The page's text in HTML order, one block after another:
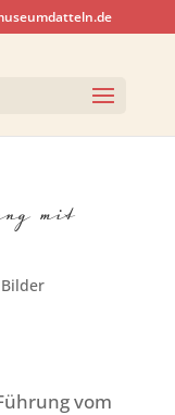
mit
Bilder
vom